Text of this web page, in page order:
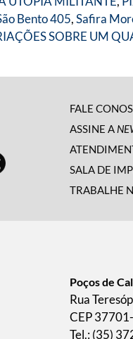
Bento 405,Safira
SOBRE UM
FALE
ASSINE A
SALA DE
TRABALHE
Poços de
Rua
CEP
Tel.: (35)